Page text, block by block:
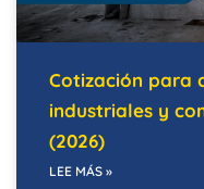
Cotización para
industriales y
(2026)
LEE MÁS »